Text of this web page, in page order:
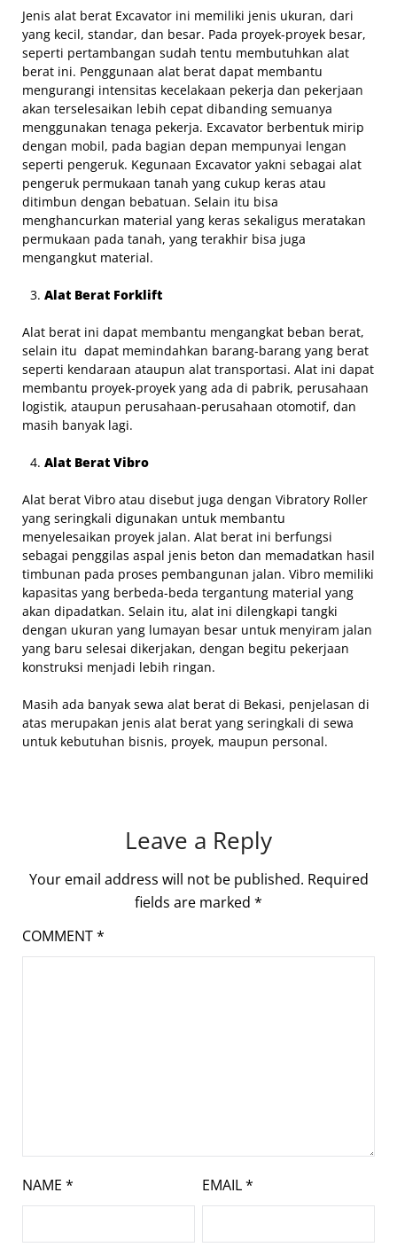
Jenis alat berat Excavator ini memiliki jenis ukuran, dari
yang kecil, standar, dan besar. Pada proyek-proyek besar,
seperti pertambangan sudah tentu membutuhkan alat
berat ini. Penggunaan alat berat dapat membantu
mengurangi intensitas kecelakaan pekerja dan pekerjaan
akan terselesaikan lebih cepat dibanding semuanya
menggunakan tenaga pekerja. Excavator berbentuk mirip
dengan mobil, pada bagian depan mempunyai lengan
seperti pengeruk. Kegunaan Excavator yakni sebagai alat
pengeruk permukaan tanah yang cukup keras atau
ditimbun dengan bebatuan. Selain itu bisa
menghancurkan material yang keras sekaligus meratakan
permukaan pada tanah, yang terakhir bisa juga
mengangkut material.
Alat Berat Forklift
Alat berat ini dapat membantu mengangkat beban berat,
selain itu dapat memindahkan barang-barang yang berat
seperti kendaraan ataupun alat transportasi. Alat ini dapat
membantu proyek-proyek yang ada di pabrik, perusahaan
logistik, ataupun perusahaan-perusahaan otomotif, dan
masih banyak lagi.
Alat Berat Vibro
Alat berat Vibro atau disebut juga dengan Vibratory Roller
yang seringkali digunakan untuk membantu
menyelesaikan proyek jalan. Alat berat ini berfungsi
sebagai penggilas aspal jenis beton dan memadatkan hasil
timbunan pada proses pembangunan jalan. Vibro memiliki
kapasitas yang berbeda-beda tergantung material yang
akan dipadatkan. Selain itu, alat ini dilengkapi tangki
dengan ukuran yang lumayan besar untuk menyiram jalan
yang baru selesai dikerjakan, dengan begitu pekerjaan
konstruksi menjadi lebih ringan.
Masih ada banyak sewa alat berat di Bekasi, penjelasan di
atas merupakan jenis alat berat yang seringkali di sewa
untuk kebutuhan bisnis, proyek, maupun personal.
Leave a Reply
Your email address will not be published. Required
fields are marked *
COMMENT*
NAME * EMAIL*